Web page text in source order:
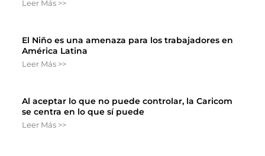
Leer Más >>
El Niño es una amenaza para los trabajadores en
América Latina
Leer Más >>
Al aceptar lo que no puede controlar, la Caricom
se centra en lo que sí puede
Leer Más >>